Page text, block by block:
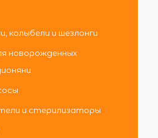
колыбели и шезлонги
новорожденных
и стерилизаторы